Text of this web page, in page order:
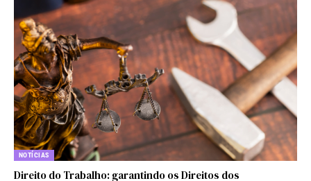
NOTÍCIAS
Direito do Trabalho: garantindo os Direitos dos